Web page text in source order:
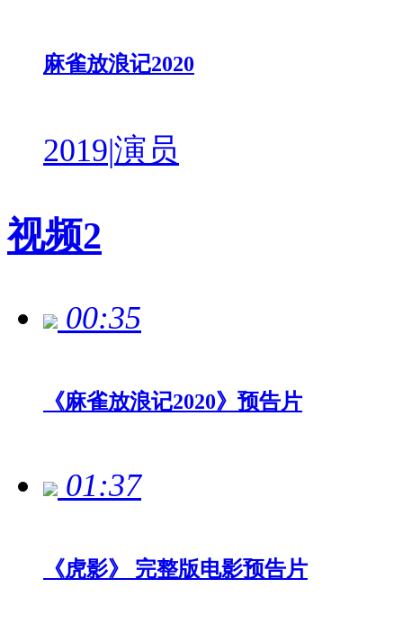
麻雀放浪记2020
2019|演员
视频2
00:35
《麻雀放浪记2020》预告片
01:37
《虎影》 完整版电影预告片